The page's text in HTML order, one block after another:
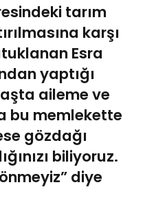
tarım
karşı
Esra
yaptığı
aileme ve
bu memlekette
gözdağı
biliyoruz.
diye